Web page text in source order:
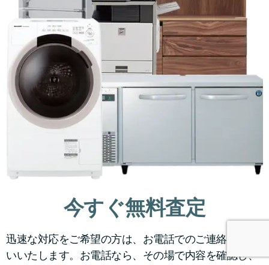
今すぐ無料査定
迅速な対応をご希望の方は、お電話でのご連絡をお願
いいたします。お電話なら、その場で内容を確認し、